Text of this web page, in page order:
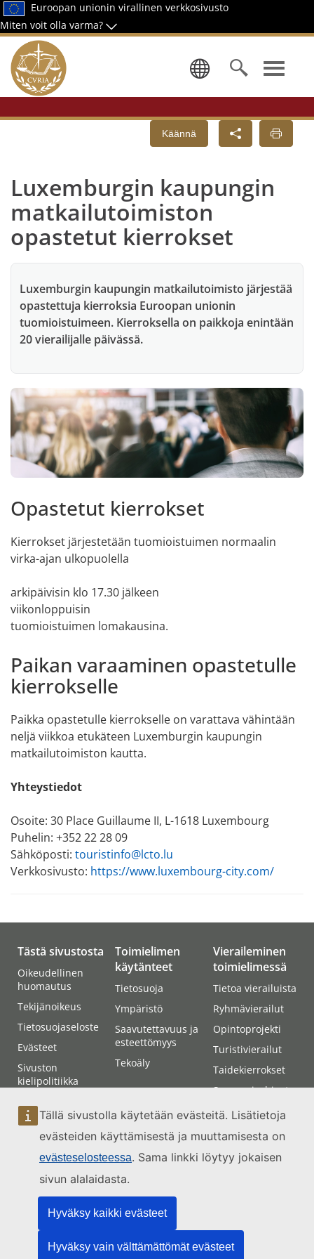
Tällä sivustolla käytetään evästeitä. Lisätietoja
evästeiden käyttämisestä ja muuttamisesta on
evästeselosteessa. Sama linkki löytyy jokaisen
sivun alalaidasta.
Hyväksy kaikki evästeet
Hyväksy vain välttämättömät evästeet
Euroopan unionin virallinen verkkosivusto
Miten voit olla varma?
Valitse kieli
Käännä
Luxemburgin kaupungin
matkailutoimiston
opastetut kierrokset
Luxemburgin kaupungin matkailutoimisto järjestää
opastettuja kierroksia Euroopan unionin
tuomioistuimeen. Kierroksella on paikkoja enintään
20 vierailijalle päivässä.
Opastetut kierrokset
Kierrokset järjestetään tuomioistuimen normaalin
virka-ajan ulkopuolella
arkipäivisin klo 17.30 jälkeen
viikonloppuisin
tuomioistuimen lomakausina.
Paikan varaaminen opastetulle
kierrokselle
Paikka opastetulle kierrokselle on varattava vähintään
neljä viikkoa etukäteen Luxemburgin kaupungin
matkailutoimiston kautta.
Yhteystiedot
Osoite: 30 Place Guillaume II, L-1618 Luxembourg
Puhelin: +352 22 28 09
Sähköposti: touristinfo@lcto.lu
Verkkosivusto: https://www.luxembourg-city.com/
Tästä sivustosta
Oikeudellinen
huomautus
Tekijänoikeus
Tietosuojaseloste
Evästeet
Sivuston
kielipolitiikka
saavutettavuus
Sivustokartta
Toimielimen
käytänteet
Tietosuoja
Ympäristö
Saavutettavuus ja
esteettömyys
Tekoäly
Vieraileminen
toimielimessä
Tietoa vierailuista
Ryhmävierailut
Opintoprojekti
Turistivierailut
Taidekierrokset
Saapumisohjeet
Osallistuminen
istuntoihin
Yhteydenotto